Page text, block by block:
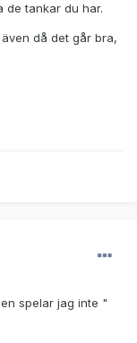
de tankar du har.
då det går bra,
spelar jag inte "